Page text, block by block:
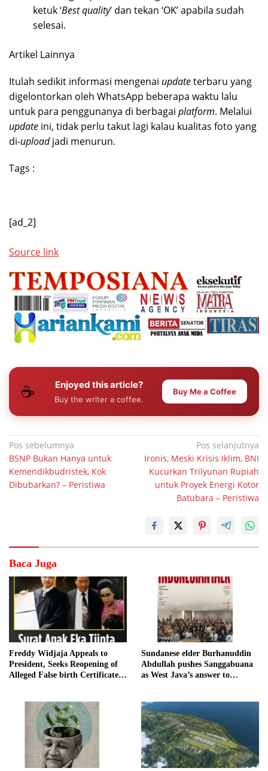
ketuk ‘Best quality’ dan tekan ‘OK’ apabila sudah
selesai.
Artikel Lainnya
Itulah sedikit informasi mengenai updateterbaru yang
digelontorkan oleh WhatsApp beberapa waktu lalu
untuk para penggunanya di berbagai platform. Melalui
update ini, tidak perlu takut lagi kalau kualitas foto yang
di-uploadjadi menurun.
Tags :
[ad_2]
Source link
☕ Enjoyed this article?
Buy the writer a coffee.
Buy Me a Coffee
Navigasi
pos
Pos sebelumnya
BSNP Bukan Hanya untuk
Kemendikbudristek, Kok
Dibubarkan? – Peristiwa
Pos selanjutnya
Ironis, Meski Krisis Iklim, BNI
Kucurkan Trilyunan Rupiah
untuk Proyek Energi Kotor
Batubara – Peristiwa
Baca Juga
Freddy Widjaja Appeals to
President, Seeks Reopening of
Alleged False birth Certificate
Sundanese elder Burhanuddin
Abdullah pushes Sanggabuana
as West Java’s answer to